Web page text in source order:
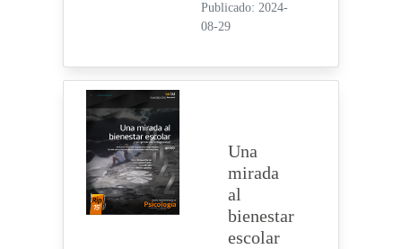
Publicado: 2024-
08-29
Una
mirada
al
bienestar
escolar